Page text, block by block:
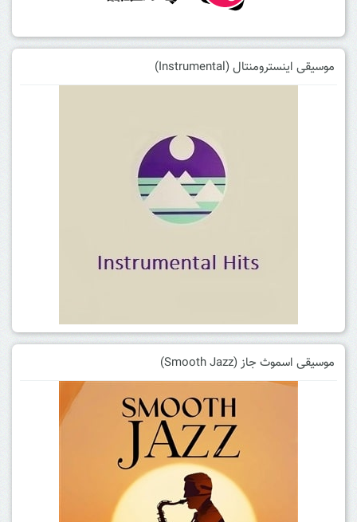
موسیقی اینسترومنتال (Instrumental)
موسیقی اسموث جاز (Smooth Jazz)